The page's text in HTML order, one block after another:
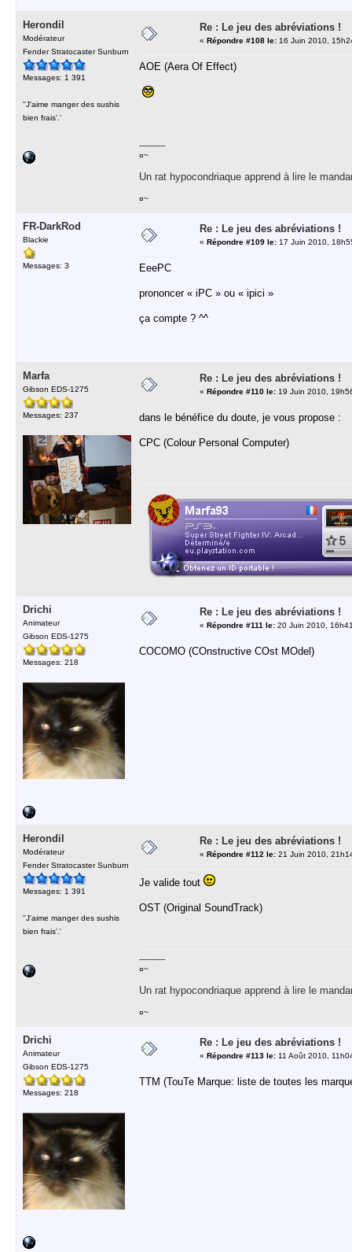
Herondil
Modérateur
Fender Stratocaster Sunburn
Messages: 1 391
''J'aime manger des sushis
bien frais'.'
Re : Le jeu des abréviations !
« Répondre #108 le: 16 Juin 2010,
AOE (Aera Of Effect)
-----------
¤~
Un rat hypocondriaque apprend à lire le
¤~
FR-DarkRod
Blackie
Messages: 3
Re : Le jeu des abréviations !
« Répondre #109 le: 17 Juin 2010,
EeePC
prononcer « iPC » ou « ipici »
ça compte ? ^^
Marfa
Gibson EDS-1275
Messages: 237
Re : Le jeu des abréviations !
« Répondre #110 le: 19 Juin 2010,
dans le bénéfice du doute, je vous propose :
CPC (Colour Personal Computer)
Drichi
Animateur
Gibson EDS-1275
Messages: 218
Re : Le jeu des abréviations !
« Répondre #111 le: 20 Juin 2010,
COCOMO (COnstructive COst MOdel)
Herondil
Modérateur
Fender Stratocaster Sunburn
Messages: 1 391
''J'aime manger des sushis
bien frais'.'
Re : Le jeu des abréviations !
« Répondre #112 le: 21 Juin 2010,
Je valide tout
OST (Original SoundTrack)
-----------
¤~
Un rat hypocondriaque apprend à lire le
¤~
Drichi
Animateur
Gibson EDS-1275
Messages: 218
Re : Le jeu des abréviations !
« Répondre #113 le: 11 Août 2010,
TTM (TouTe Marque: liste de toutes les